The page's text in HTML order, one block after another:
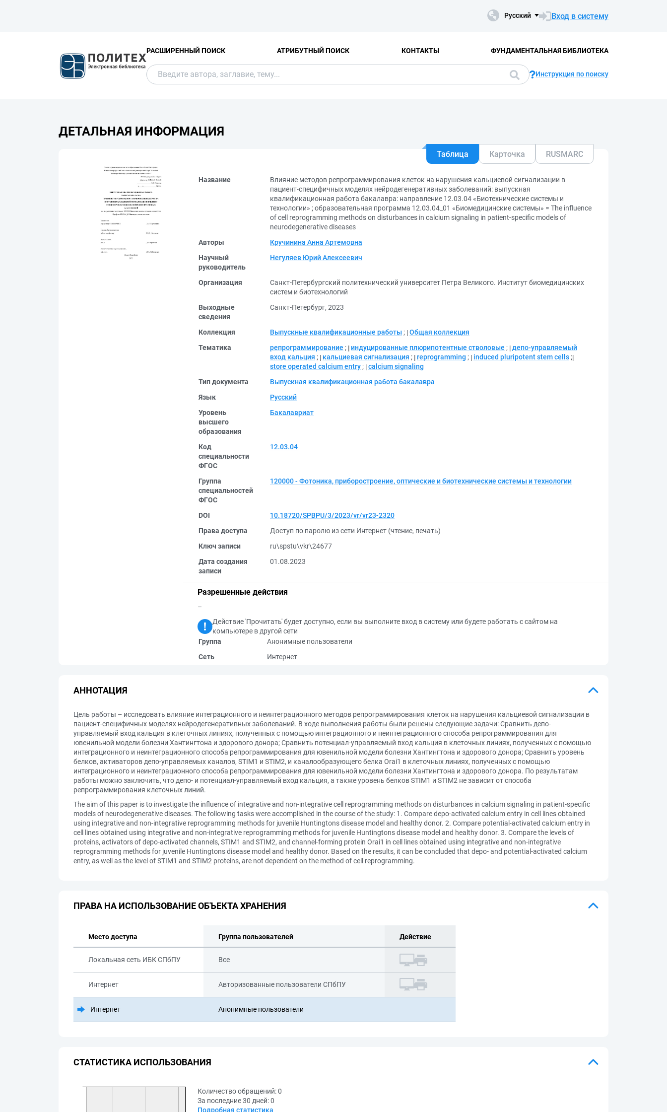
Русский Вход в систему
РАСШИРЕННЫЙ ПОИСК АТРИБУТНЫЙ ПОИСК КОНТАКТЫ ФУНДАМЕНТАЛЬНАЯ БИБЛИОТЕКА
Инструкция по поиску
ДЕТАЛЬНАЯ ИНФОРМАЦИЯ
Таблица Карточка RUSMARC
Название
Влияние методов репрограммирования клеток на нарушения кальциевой сигнализации в
пациент-специфичных моделях нейродегенеративных заболеваний: выпускная
квалификационная работа бакалавра: направление 12.03.04 «Биотехнические системы и
технологии» ; образовательная программа 12.03.04_01 «Биомедицинские системы» = The influence
of cell reprogramming methods on disturbances in calcium signaling in patient-specific models of
neurodegenerative diseases
Авторы
Кручинина Анна Артемовна
Научный
руководитель
Негуляев Юрий Алексеевич
Организация
Санкт-Петербургский политехнический университет Петра Великого. Институт биомедицинских
систем и биотехнологий
Выходные
сведения
Санкт-Петербург, 2023
Коллекция Выпускные квалификационные работы ; Общая коллекция
Тематика
репрограммирование ; индуцированные плюрипотентные стволовые ; депо-управляемый
вход кальция ; кальциевая сигнализация ; reprogramming ; induced pluripotent stem cells ;
store operated calcium entry ; calcium signaling
Тип документа
Выпускная квалификационная работа бакалавра
Язык
Русский
Уровень
высшего
образования
Бакалавриат
Код
специальности
ФГОС
12.03.04
Группа
специальностей
ФГОС
120000 - Фотоника, приборостроение, оптические и биотехнические системы и технологии
DOI
10.18720/SPBPU/3/2023/vr/vr23-2320
Права доступа
Доступ по паролю из сети Интернет (чтение, печать)
Ключ записи
ru\spstu\vkr\24677
Дата создания
записи
01.08.2023
Разрешенные действия
–
Действие 'Прочитать' будет доступно, если вы выполните вход в систему или будете работать с сайтом на
компьютере в другой сети
Группа
Анонимные пользователи
Сеть
Интернет
АННОТАЦИЯ
Цель работы – исследовать влияние интеграционного и неинтеграционного методов репрограммирования клеток на нарушения кальциевой сигнализации в
пациент-специфичных моделях нейродегенеративных заболеваний. В ходе выполнения работы были решены следующие задачи: Сравнить депо-
управляемый вход кальция в клеточных линиях, полученных с помощью интеграционного и неинтеграционного способа репрограммирования для
ювенильной модели болезни Хантингтона и здорового донора; Сравнить потенциал-управляемый вход кальция в клеточных линиях, полученных с помощью
интеграционного и неинтеграционного способа репрограммирования для ювенильной модели болезни Хантингтона и здорового донора; Сравнить уровень
белков, активаторов депо-управляемых каналов, STIM1 и STIM2, и каналообразующего белка Orai1 в клеточных линиях, полученных с помощью
интеграционного и неинтеграционного способа репрограммирования для ювенильной модели болезни Хантингтона и здорового донора. По результатам
работы можно заключить, что депо- и потенциал-управляемый вход кальция, а также уровень белков STIM1 и STIM2 не зависит от способа
репрограммирования клеточных линий.
The aim of this paper is to investigate the influence of integrative and non-integrative cell reprogramming methods on disturbances in calcium signaling in patient-specific
models of neurodegenerative diseases. The following tasks were accomplished in the course of the study: 1. Compare depo-activated calcium entry in cell lines obtained
using integrative and non-integrative reprogramming methods for juvenile Huntingtons disease model and healthy donor. 2. Compare potential-activated calcium entry in
cell lines obtained using integrative and non-integrative reprogramming methods for juvenile Huntingtons disease model and healthy donor. 3. Compare the levels of
proteins, activators of depo-activated channels, STIM1 and STIM2, and channel-forming protein Orai1 in cell lines obtained using integrative and non-integrative
reprogramming methods for juvenile Huntingtons disease model and healthy donor. Based on the results, it can be concluded that depo- and potential-activated calcium
entry, as well as the level of STIM1 and STIM2 proteins, are not dependent on the method of cell reprogramming.
ПРАВА НА ИСПОЛЬЗОВАНИЕ ОБЪЕКТА ХРАНЕНИЯ
Место доступа Группа пользователей Действие
Локальная сеть ИБК СПбПУ Все
Интернет Авторизованные пользователи СПбПУ
Интернет Анонимные пользователи
СТАТИСТИКА ИСПОЛЬЗОВАНИЯ
Количество обращений:0
За последние 30 дней:0
Подробная статистика